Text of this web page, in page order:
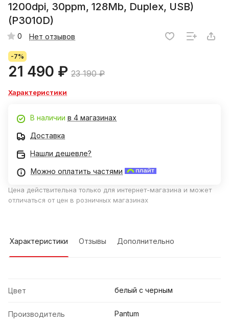
1200dpi, 30ppm, 128Mb, Duplex, USB)
(P3010D)
0 Нет отзывов
-7%
21 490 ₽ 23 190 ₽
Характеристики
В наличии в 4 магазинах
Доставка
Нашли дешевле?
Можно оплатить частями
Цена действительна только для интернет-магазина и может
отличаться от цен в розничных магазинах
Характеристики Отзывы Дополнительно
Цвет белый с черным
Производитель Pantum